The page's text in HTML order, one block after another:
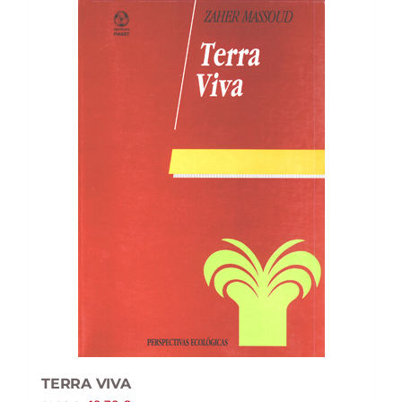
TERRA VIVA